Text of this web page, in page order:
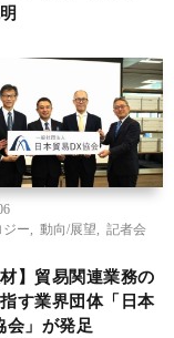
ジー
動向/展望
記者会
材】貿易関連業務の
す業界団体「日本
会」が発足